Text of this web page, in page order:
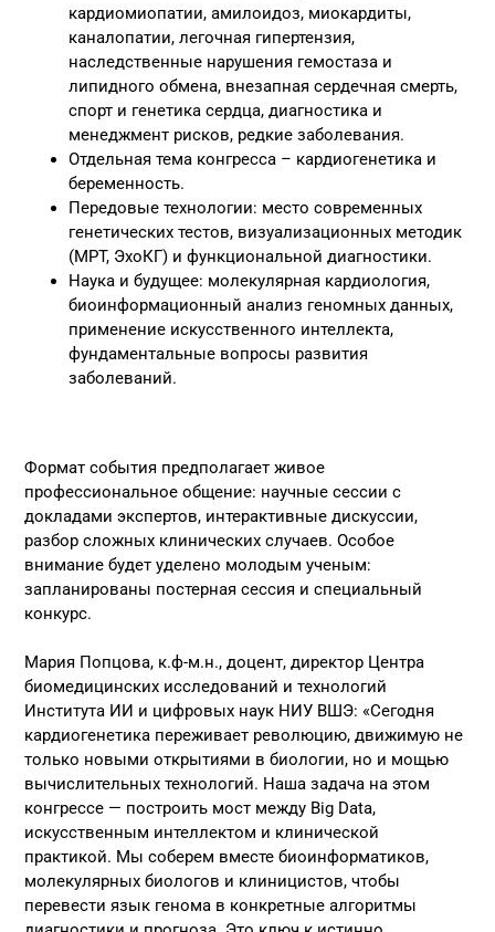
кардиомиопатии, амилоидоз, миокардиты,
каналопатии, легочная гипертензия,
наследственные нарушения гемостаза и
липидного обмена, внезапная сердечная смерть,
спорт и генетика сердца, диагностика и
менеджмент рисков, редкие заболевания.
Отдельная тема конгресса – кардиогенетика и
беременность.
Передовые технологии: место современных
генетических тестов, визуализационных методик
(МРТ, ЭхоКГ) и функциональной диагностики.
Наука и будущее: молекулярная кардиология,
биоинформационный анализ геномных данных,
применение искусственного интеллекта,
фундаментальные вопросы развития
заболеваний.
Формат события предполагает живое
профессиональное общение: научные сессии с
докладами экспертов, интерактивные дискуссии,
разбор сложных клинических случаев. Особое
внимание будет уделено молодым ученым:
запланированы постерная сессия и специальный
конкурс.
Мария Попцова, к.ф-м.н., доцент, директор Центра
биомедицинских исследований и технологий
Института ИИ и цифровых наук НИУ ВШЭ: «Сегодня
кардиогенетика переживает революцию, движимую не
только новыми открытиями в биологии, но и мощью
вычислительных технологий. Наша задача на этом
конгрессе — построить мост между Big Data,
искусственным интеллектом и клинической
практикой. Мы соберем вместе биоинформатиков,
молекулярных биологов и клиницистов, чтобы
перевести язык генома в конкретные алгоритмы